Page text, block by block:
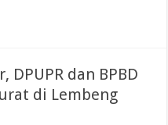
DPUPR dan BPBD
di Lembeng